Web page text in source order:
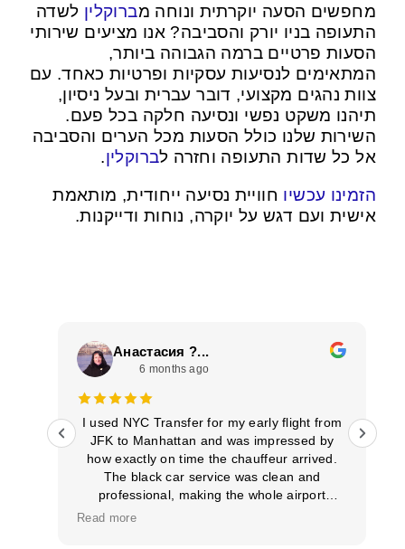
מחפשים הסעה יוקרתית ונוחה מברוקלין לשדה
התעופה בניו יורק והסביבה? אנו מציעים שירותי
הסעות פרטיים ברמה הגבוהה ביותר,
המתאימים לנסיעות עסקיות ופרטיות כאחד. עם
צוות נהגים מקצועי, דובר עברית ובעל ניסיון,
תיהנו משקט נפשי ונסיעה חלקה בכל פעם.
השירות שלנו כולל הסעות מכל הערים והסביבה
אל כל שדות התעופה וחזרה לברוקלין.
הזמינו עכשיו חוויית נסיעה ייחודית, מותאמת
אישית ועם דגש על יוקרה, נוחות ודייקנות.
Анастасия ?...
6 months ago
I used NYC Transfer for my early flight from
JFK to Manhattan and was impressed by
how exactly on time the chauffeur arrived.
The black car service was clean and
professional, making the whole airport
transportation stress‑free. Punctuality like
Read more